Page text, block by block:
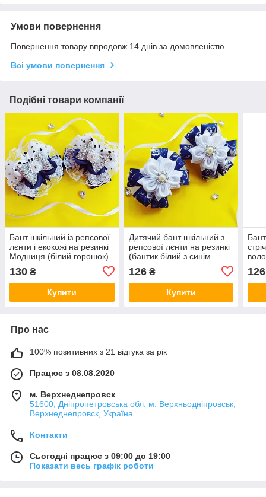
Умови повернення
Повернення товару впродовж 14 днів за домовленістю
Всі умови повернення
Подібні товари компанії
Бант шкільний із репсової
лєнти і екокожі на резинкі
Модниця (білий горошок)
130 ₴
Купити
Дитячий бант шкільний з
репсової лєнти на резинкі
(бантик білий з синім
волосся, в школу канзаші
для дівчинки)
126₴
Купити
126
Про нас
100% позитивних з 21 відгука за рік
Працює з 08.08.2020
м. Верхнеднепровск
51600, Дніпропетровська обл. м. Верхньодніпровськ,
Верхнеднепровск, Україна
Контакти
Сьогодні працює з 09:00 до 19:00
Показати весь графік роботи